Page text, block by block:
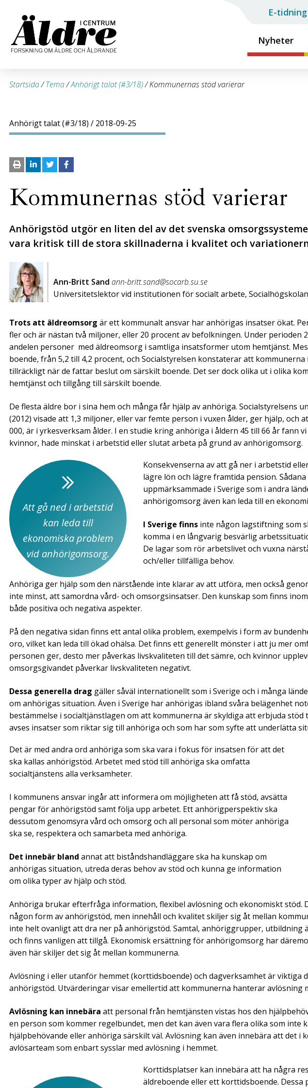
Nyheter
E-tidning
Startsida/Tema/Anhörigt talat (#3/18)/Kommunernas stöd varierar
Anhörigt talat (#3/18) / 2018-09-25
Kommunernas stöd varierar
Anhörigstöd utgör en liten del av det svenska
vara kritisk till de stora skillnaderna i kvalitet och
Ann-Britt Sand ann-britt.sand@socarb.su.se
Universitetslektor vid institutionen för socialt arbete,
Trots att äldreomsorg är ett kommunalt ansvar har anhörigas insatser ökat.
fler och är nästan två miljoner, eller 20 procent av befolkningen. Under perioden
andelen personer med äldreomsorg i samtliga insatsformer utom hemtjänst.
boende, från 5,2 till 4,2 procent, och Socialstyrelsen konstaterar att
tillräckligt när de fattar beslut om särskilt boende. Det ser dock olika ut i olika
hemtjänst och tillgång till särskilt boende.
De flesta äldre bor i sina hem och många får hjälp av anhöriga. Socialstyrelsens
(2012) visade att 1,3 miljoner, eller var femte person i vuxen ålder, ger hjälp, och
000, är i yrkesverksam ålder. I en studie kring anhöriga i åldern 45 till 66 år fann
kvinnor, hade minskat i arbetstid eller slutat arbeta på grund av anhörigomsorg.
Konsekvenserna av att gå ner i arbetstid
lägre lön och lägre framtida pension.
uppmärksammade i Sverige som i andra
anhörigomsorg även kan leda till en
I Sverige finns inte någon lagstiftning som
komma i en långvarig besvärlig
De lagar som rör arbetslivet och vuxna
och/eller tillfälliga behov.
Att gå ned i arbetstid
kan leda till
ekonomiska problem
vid anhörigomsorg.
Anhöriga ger hjälp som den närstående inte klarar av att utföra, men också
inte minst, att samordna vård- och omsorgsinsatser. Den kunskap som finns
både positiva och negativa aspekter.
På den negativa sidan finns ett antal olika problem, exempelvis i form av
oro, vilket kan leda till ökad ohälsa. Det finns ett generellt mönster i att ju mer
personen ger, desto mer påverkas livskvaliteten till det sämre, och kvinnor
omsorgsgivandet påverkar livskvaliteten negativt.
Dessa generella drag gäller såväl internationellt som i Sverige och i många
om anhörigas situation. Även i Sverige har anhörigas ibland svåra belägenhet
bestämmelse i socialtjänstlagen om att kommunerna är skyldiga att erbjuda
avses insatser som riktar sig till anhöriga och som har som syfte att underlätta
Det är med andra ord anhöriga som ska vara i fokus för insatsen för att det
ska kallas anhörigstöd. Arbetet med stöd till anhöriga ska omfatta
socialtjänstens alla verksamheter.
I kommunens ansvar ingår att informera om möjligheten att få stöd, avsätta
pengar för anhörigstöd samt följa upp arbetet. Ett anhörigperspektiv ska
dessutom genomsyra vård och omsorg och all personal som möter anhöriga
ska se, respektera och samarbeta med anhöriga.
Det innebär bland annat att biståndshandläggare ska ha kunskap om
anhörigas situation, utreda deras behov av stöd och kunna ge information
om olika typer av hjälp och stöd.
Anhöriga brukar efterfråga information, flexibel avlösning och ekonomiskt stöd.
någon form av anhörigstöd, men innehåll och kvalitet skiljer sig åt mellan
inte helt ovanligt att dra ner på anhörigstöd. Samtal, anhöriggrupper, utbildning
och finns vanligen att tillgå. Ekonomisk ersättning för anhörigomsorg har
även här skiljer det sig åt mellan kommunerna.
Avlösning i eller utanför hemmet (korttidsboende) och dagverksamhet är viktiga
anhörigstöd. Utvärderingar visar emellertid att kommunerna hanterar avlösning
Avlösning kan innebära att personal från hemtjänsten vistas hos den
en person som kommer regelbundet, men det kan även vara flera olika som inte
hjälpbehövande eller anhöriga särskilt väl. Avlösning kan även innebära att det i
avlösarteam som enbart sysslar med avlösning i hemmet.
Korttidsplatser kan innebära att ha några
äldreboende eller ett korttidsboende. Dessa